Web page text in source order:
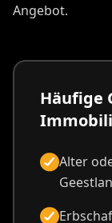
Angebot.
Häufige
Alter